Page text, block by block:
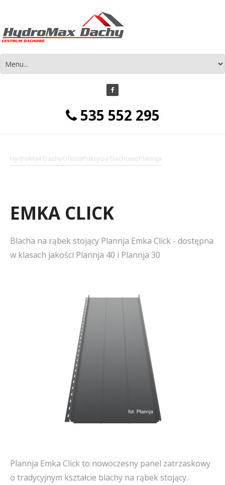
535 552 295
HydroMax DachyOfertaPokrycia DachowePlannja
EMKA CLICK
Blacha na rąbek stojący Plannja Emka Click - dostępna
w klasach jakości Plannja 40 i Plannja 30
Plannja Emka Click to nowoczesny panel zatrzaskowy
o tradycyjnym kształcie blachy na rąbek stojący.